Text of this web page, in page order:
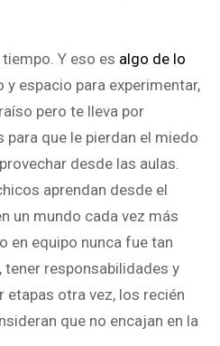
Y eso es algo de lo
espacio para experimentar,
pero te lleva por
que le pierdan el miedo
desde las aulas.
aprendan desde el
un mundo cada vez más
en equipo nunca fue tan
tener responsabilidades y
otra vez, los recién
que no encajan en la